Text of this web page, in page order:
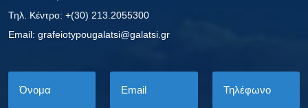
Τηλ. Κέντρο: +(30) 213.2055300
Εmail: grafeiotypougalatsi@galatsi.gr